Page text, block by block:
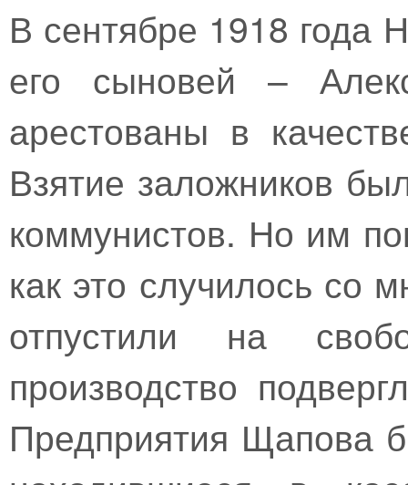
В сентябре 1918 года
его сыновей –
арестованы в
Взятие заложников
коммунистов. Но им
как это случилось со
отпустили на
производство
Предприятия Щапова